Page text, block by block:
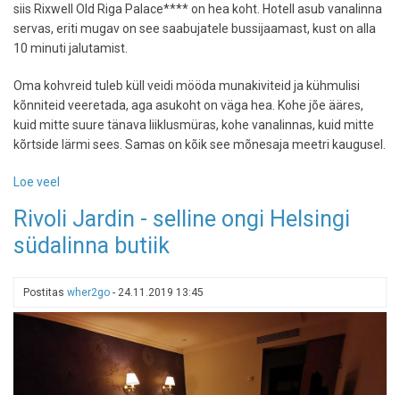
siis Rixwell Old Riga Palace**** on hea koht. Hotell asub vanalinna
servas, eriti mugav on see saabujatele bussijaamast, kust on alla
10 minuti jalutamist.
Oma kohvreid tuleb küll veidi mööda munakiviteid ja kühmulisi
kõnniteid veeretada, aga asukoht on väga hea. Kohe jõe ääres,
kuid mitte suure tänava liiklusmüras, kohe vanalinnas, kuid mitte
kõrtside lärmi sees. Samas on kõik see mõnesaja meetri kaugusel.
Loe veel
rahulik
palee
Rivoli Jardin - selline ongi Helsingi
südalinna butiik
Postitas wher2go - 24.11.2019 13:45